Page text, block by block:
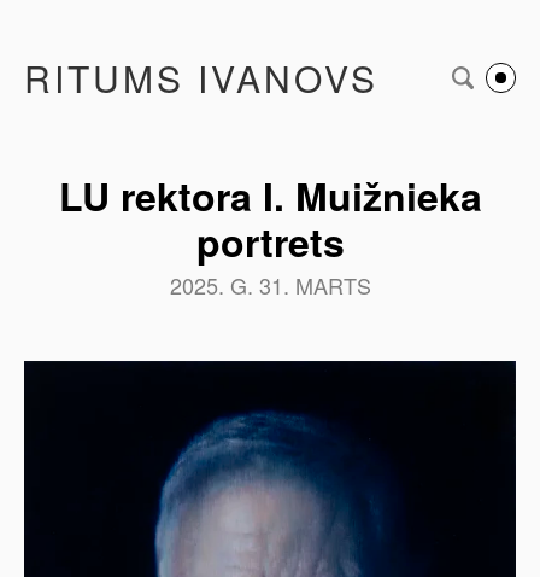
RITUMS IVANOVS
LU rektora I. Muižnieka
portrets
2025. G. 31. MARTS